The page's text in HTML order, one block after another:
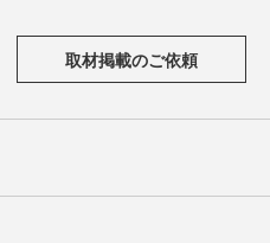
取材掲載のご依頼